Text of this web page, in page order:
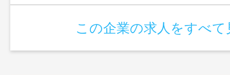
この企業の求人をすべて